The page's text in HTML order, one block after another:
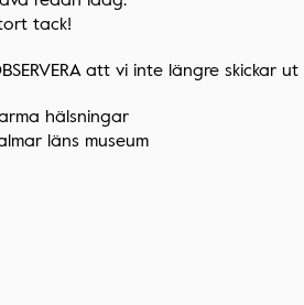
tack!
att vi inte längre skickar
hälsningar
läns museum